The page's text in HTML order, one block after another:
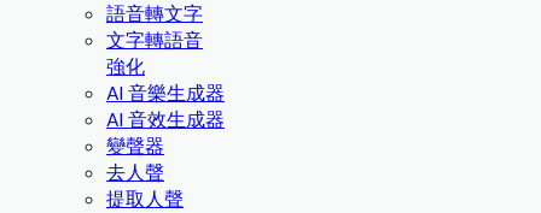
語音轉文字
文字轉語音
強化
AI 音樂生成器
AI 音效生成器
變聲器
去人聲
提取人聲